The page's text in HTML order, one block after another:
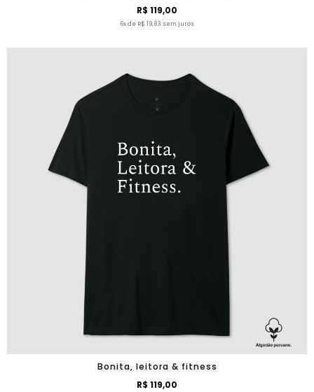
R$ 119,00
6x de R$ 19,83 sem juros
Bonita, leitora & fitness
R$ 119,00